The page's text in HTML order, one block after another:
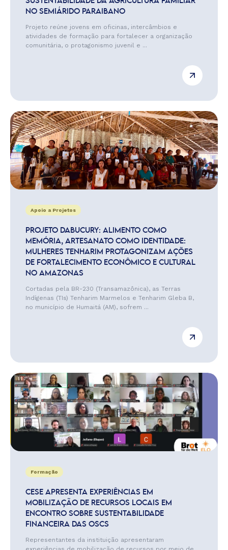
NO SEMIÁRIDO PARAIBANO
Projeto reúne jovens em oficinas, intercâmbios e
atividades de formação para fortalecer a organização
comunitária, o protagonismo juvenil e ...
Apoio a Projetos
PROJETO DABUCURY: ALIMENTO COMO
MEMÓRIA, ARTESANATO COMO IDENTIDADE:
MULHERES TENHARIM PROTAGONIZAM AÇÕES
DE FORTALECIMENTO ECONÔMICO E CULTURAL
NO AMAZONAS
Cortadas pela BR-230 (Transamazônica), as Terras
Indígenas (TIs) Tenharim Marmelos e Tenharim Gleba B,
no município de Humaitá (AM), sofrem ...
Formação
CESE APRESENTA EXPERIÊNCIAS EM
MOBILIZAÇÃO DE RECURSOS LOCAIS EM
ENCONTRO SOBRE SUSTENTABILIDADE
FINANCEIRA DAS OSCS
Representantes da instituição apresentaram